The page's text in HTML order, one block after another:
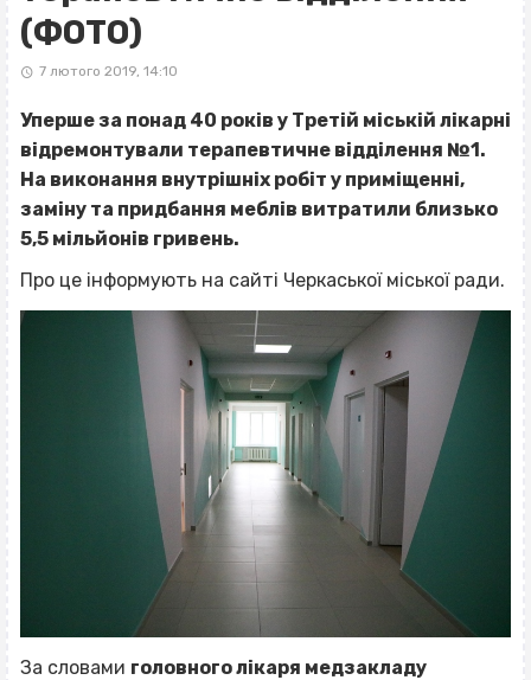
(ФОТО)
7 лютого 2019, 14:10
Уперше за понад 40 років у Третій міській лікарні
відремонтували терапевтичне відділення №1.
На виконання внутрішніх робіт у приміщенні,
заміну та придбання меблів витратили близько
5,5 мільйонів гривень.
Про це інформують на сайті Черкаської міської ради.
За словами головного лікаря медзакладу